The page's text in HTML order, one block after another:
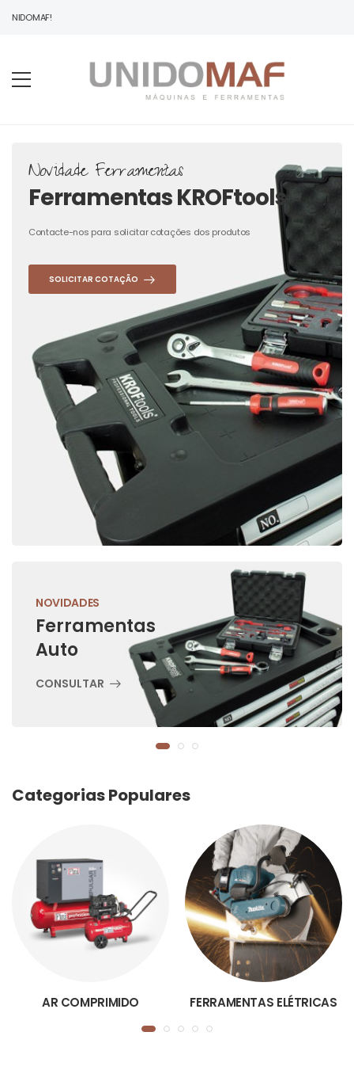
Novidade Ferramentas
Ferramentas KROFtools
Contacte-nos para solicitar cotações dos produtos
SOLICITAR COTAÇÃO
NOVIDADES
Ferramentas
Auto
CONSULTAR
Categorias Populares
AR COMPRIMIDO FERRAMENTAS ELÉTRICAS